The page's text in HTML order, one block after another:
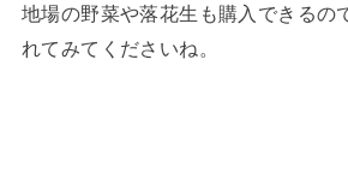
地場の野菜や落花生も購入できるの
れてみてくださいね。